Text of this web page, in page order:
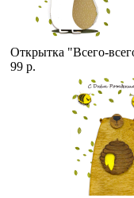
Открытка "Всего-
99 р.